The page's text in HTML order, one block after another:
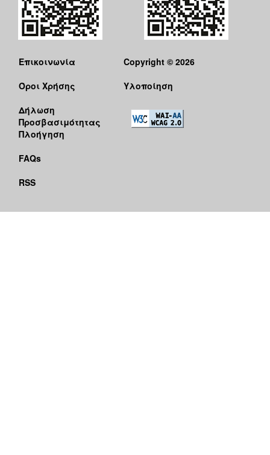
Επικοινωνία
Όροι Χρήσης
Δήλωση
Προσβασιμότητας
Πλοήγηση
FAQs
RSS
Copyright © 2026
Υλοποίηση